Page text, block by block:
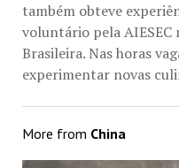
também obteve
voluntário pela AIESEC
Brasileira. Nas horas
experimentar novas
More from China